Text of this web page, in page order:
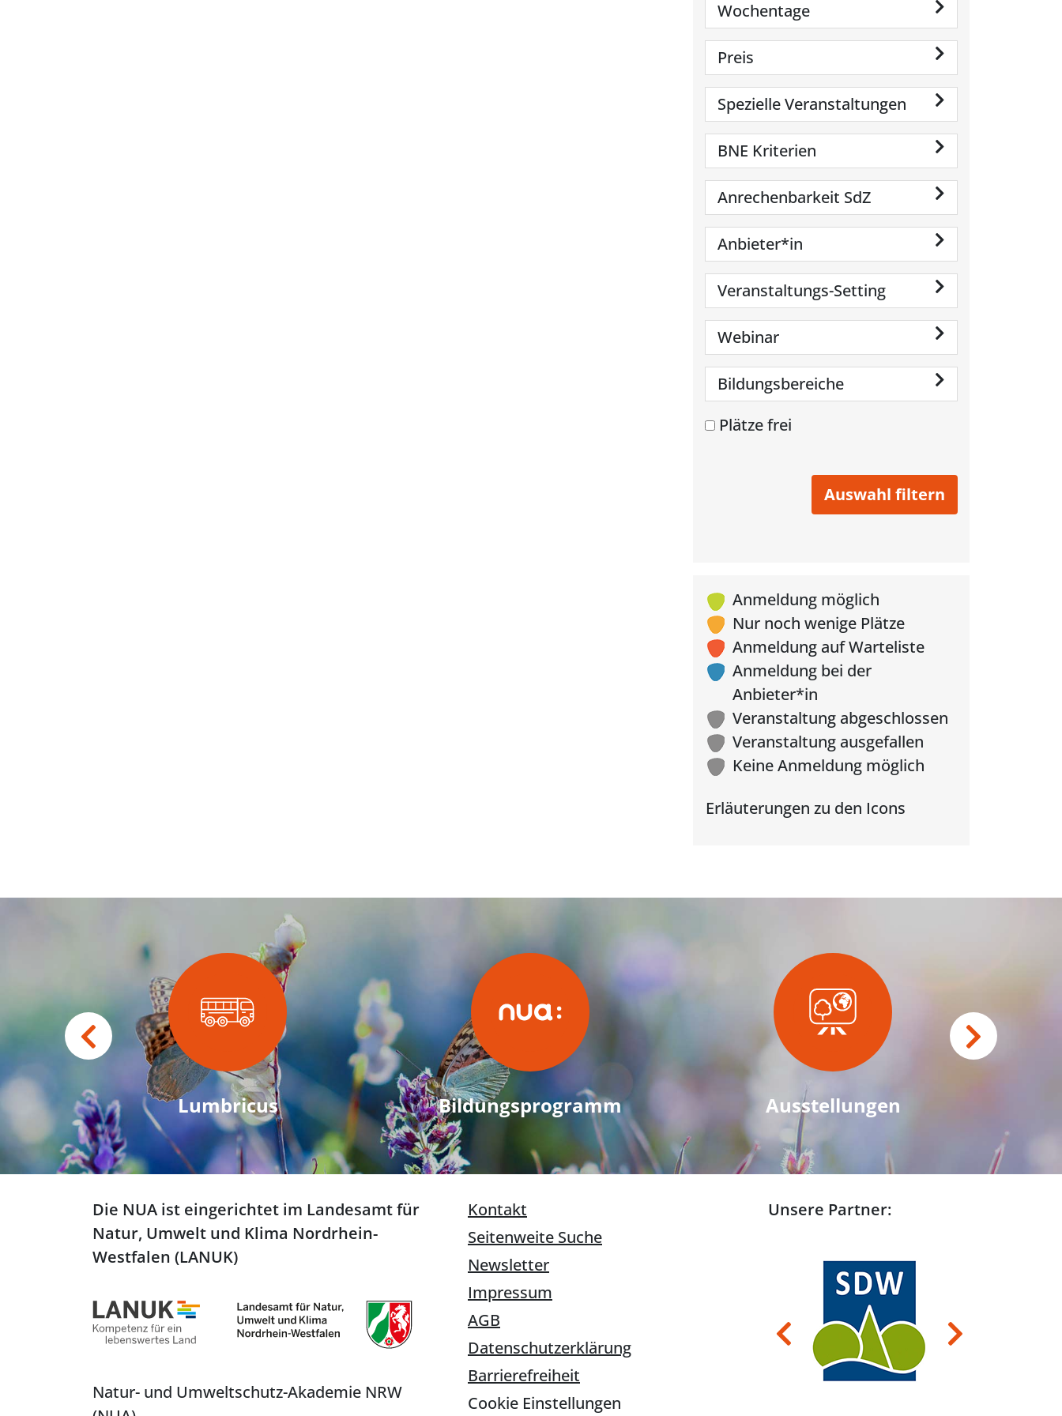
Wochentage
Preis
Spezielle Veranstaltungen
BNE Kriterien
Anrechenbarkeit SdZ
Anbieter*in
Veranstaltungs-Setting
Webinar
Bildungsbereiche
Plätze frei
Anmeldung möglich
Nur noch wenige Plätze
Anmeldung auf Warteliste
Anmeldung bei der
Anbieter*in
Veranstaltung abgeschlossen
Veranstaltung ausgefallen
Keine Anmeldung möglich
Erläuterungen zu den Icons
Lumbricus Bildungsprogramm Ausstellungen
Die NUA ist eingerichtet im Landesamt für
Natur, Umwelt und Klima Nordrhein-
Westfalen (LANUK)
Natur- und Umweltschutz-Akademie NRW
Kontakt
Seitenweite Suche
Newsletter
Impressum
AGB
Datenschutzerklärung
Barrierefreiheit
Cookie Einstellungen
Unsere Partner:
Previous Next